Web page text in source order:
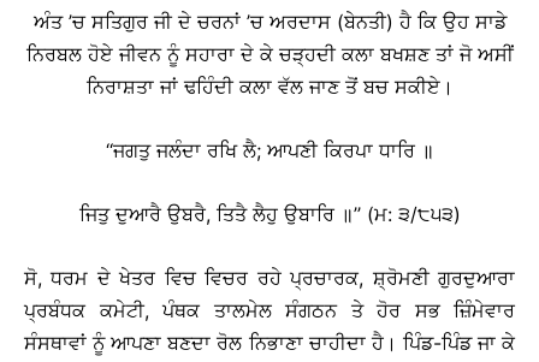
ਅੰਤ ’ਚ ਸਤਿਗੁਰ ਜੀ ਦੇ ਚਰਨਾਂ ’ਚ ਅਰਦਾਸ (ਬੇਨਤੀ) ਹੈ ਕਿ ਉਹ ਸਾਡੇ
ਨਿਰਬਲ ਹੋਏ ਜੀਵਨ ਨੂੰ ਸਹਾਰਾ ਦੇ ਕੇ ਚੜ੍ਹਦੀ ਕਲਾ ਬਖਸ਼ਣ ਤਾਂ ਜੋ ਅਸੀਂ
ਨਿਰਾਸ਼ਤਾ ਜਾਂ ਢਹਿੰਦੀ ਕਲਾ ਵੱਲ ਜਾਣ ਤੋਂ ਬਚ ਸਕੀਏ।
‘‘ਜਗਤੁ ਜਲੰਦਾ ਰਖਿ ਲੈ; ਆਪਣੀ ਕਿਰਪਾ ਧਾਰਿ ॥
ਜਿਤੁ ਦੁਆਰੈ ਉਬਰੈ, ਤਿਤੈ ਲੈਹੁ ਉਬਾਰਿ ॥’’ (ਮ: ੩/੮੫੩)
ਸੋ, ਧਰਮ ਦੇ ਖੇਤਰ ਵਿਚ ਵਿਚਰ ਰਹੇ ਪ੍ਰਚਾਰਕ, ਸ਼੍ਰੋਮਣੀ ਗੁਰਦੁਆਰਾ
ਪ੍ਰਬੰਧਕ ਕਮੇਟੀ, ਪੰਥਕ ਤਾਲਮੇਲ ਸੰਗਠਨ ਤੇ ਹੋਰ ਸਭ ਜ਼ਿੰਮੇਵਾਰ
ਸੰਸਥਾਵਾਂ ਨੂੰ ਆਪਣਾ ਬਣਦਾ ਰੋਲ ਨਿਭਾਣਾ ਚਾਹੀਦਾ ਹੈ। ਪਿੰਡ-ਪਿੰਡ ਜਾ ਕੇ